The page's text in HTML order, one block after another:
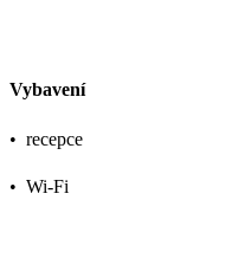
Vybavení
• recepce
• Wi-Fi